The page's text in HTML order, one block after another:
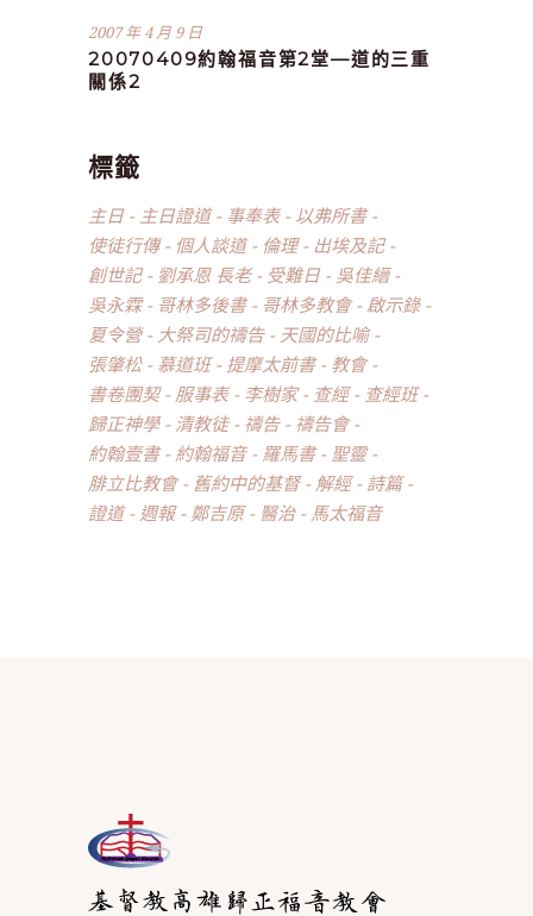
2007 年 4 月 9 日
20070409約翰福音第2堂—道的三重
關係2
標籤
主日 主日證道 事奉表
以弗所書
使徒行傳
個人談道 倫理
出埃及記
創世記
劉承恩 長老 受難日
吳佳縉
吳永霖
哥林多後書 哥林多教會
啟示錄
夏令營
大祭司的禱告
天國的比喻
張肇松
慕道班 提摩太前書
教會
書卷團契
服事表 李樹家 查經
查經班
歸正神學
清教徒 禱告
禱告會
約翰壹書
約翰福音 羅馬書
聖靈
腓立比教會
舊約中的基督 解經
詩篇
證道
週報 鄭吉原 醫治 馬太福音